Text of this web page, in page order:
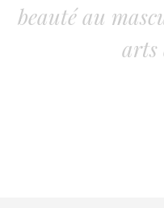
beauté au
arts